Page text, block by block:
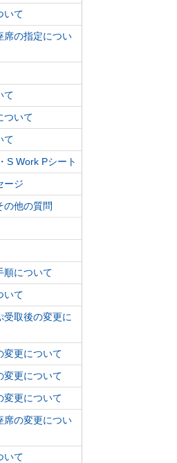
いて
席の指定につい
て
ついて
て
S Work Pシート
ージ
の他の質問
順について
いて
受取後の変更に
変更について
変更について
変更について
席の変更につい
いて